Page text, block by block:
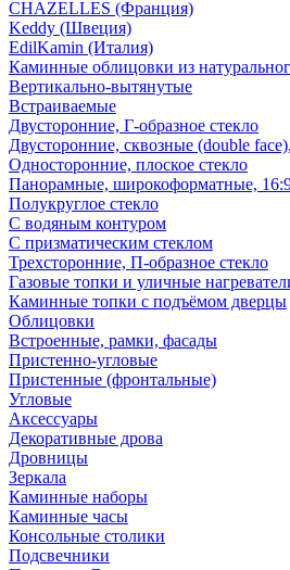
CHAZELLES (Франция)
Keddy (Швеция)
EdilKamin (Италия)
Каминные облицовки из
Вертикально-вытянутые
Встраиваемые
Двусторонние, Г-образное стекло
Двусторонние, сквозные (double
Односторонние, плоское стекло
Панорамные, широкоформатные,
Полукруглое стекло
С водяным контуром
С призматическим стеклом
Трехсторонние, П-образное стекло
Газовые топки и уличные
Каминные топки с подъёмом дверцы
Облицовки
Встроенные, рамки, фасады
Пристенно-угловые
Пристенные (фронтальные)
Угловые
Аксессуары
Декоративные дрова
Дровницы
Зеркала
Каминные наборы
Каминные часы
Консольные столики
Подсвечники